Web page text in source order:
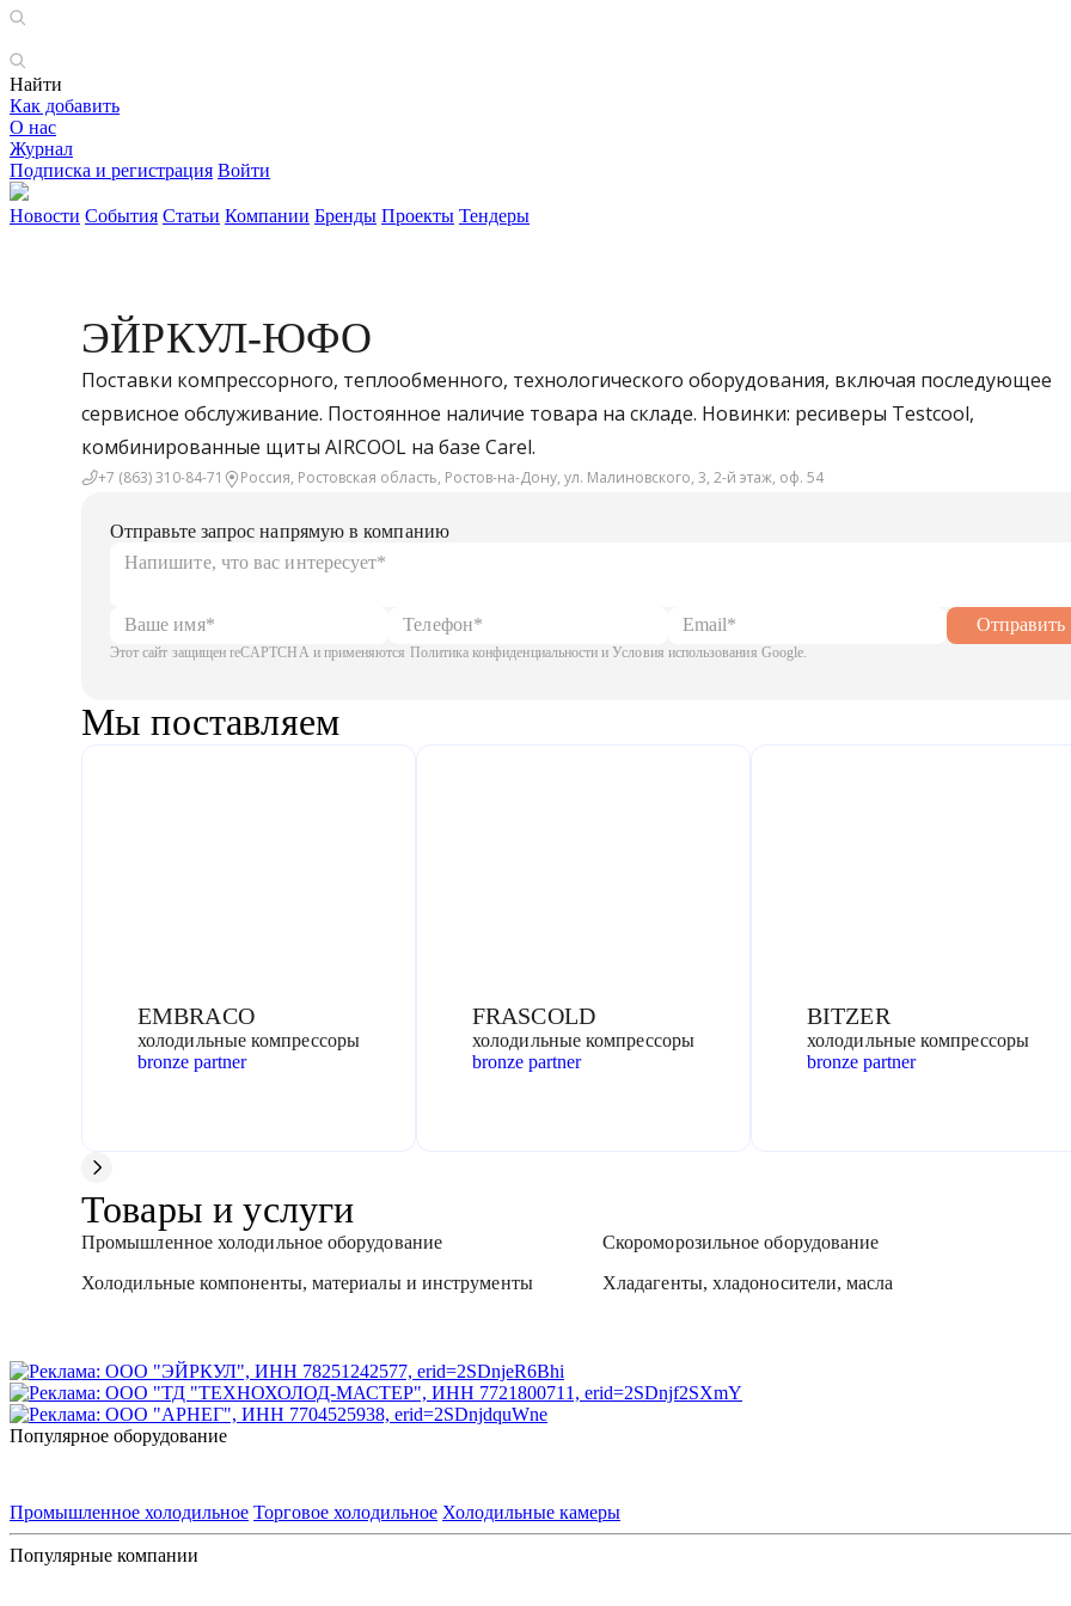
Найти
Как добавить
О нас
Журнал
Подписка и регистрация Войти
Новости События Статьи Компании Бренды Проекты Тендеры
ЭЙРКУЛ-ЮФО
Поставки компрессорного, теплообменного, технологического оборудования, включая последующее
сервисное обслуживание. Постоянное наличие товара на складе. Новинки: ресиверы Testcool,
комбинированные щиты AIRCOOL на базе Carel.
+7 (863) 310-84-71 Россия, Ростовская область, Ростов-на-Дону, ул. Малиновского, 3, 2-й этаж, оф. 54
Отправьте запрос напрямую в компанию
Отправить
Этот сайт защищен reCAPTCHA и применяются Политика конфиденциальности и Условия использования Google.
Мы поставляем
EMBRACO
холодильные компрессоры
bronze partner
FRASCOLD
холодильные компрессоры
bronze partner
BITZER
холодильные компрессоры
bronze partner
Товары и услуги
Промышленное холодильное оборудование
Скороморозильное оборудование
Холодильные компоненты, материалы и инструменты
Хладагенты, хладоносители, масла
Популярное оборудование
Промышленное холодильное Торговое холодильное Холодильные камеры
Популярные компании